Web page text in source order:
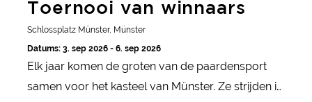
Toernooi van winnaars
Schlossplatz Münster, Münster
Datums: 3. sep 2026 - 6. sep 2026
Elk jaar komen de groten van de paardensport
samen voor het kasteel van Münster. Ze strijden in